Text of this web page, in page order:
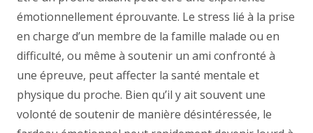
émotionnellement éprouvante. Le stress lié à la prise
en charge d’un membre de la famille malade ou en
difficulté, ou même à soutenir un ami confronté à
une épreuve, peut affecter la santé mentale et
physique du proche. Bien qu’il y ait souvent une
volonté de soutenir de manière désintéressée, le